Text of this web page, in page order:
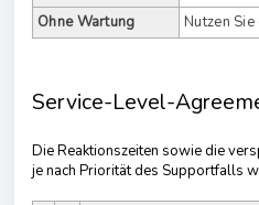
Ohne Wartung
Nutzen Sie
Service-Level-
Die Reaktionszeiten sowie die
je nach Priorität des Supportfalls